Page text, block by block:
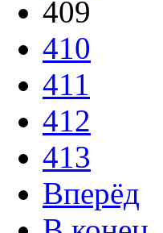
409
410
411
412
413
Вперёд